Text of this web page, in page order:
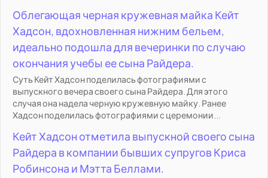
Облегающая черная кружевная майка Кейт
Хадсон, вдохновленная нижним бельем,
идеально подошла для вечеринки по случаю
окончания учебы ее сына Райдера.
Суть Кейт Хадсон поделилась фотографиями с
выпускного вечера своего сына Райдера. Для этого
случая она надела черную кружевную майку. Ранее
Хадсон поделилась фотографиями с церемонии...
Кейт Хадсон отметила выпускной своего сына
Райдера в компании бывших супругов Криса
Робинсона и Мэтта Беллами.